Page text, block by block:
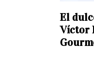
El
Víctor